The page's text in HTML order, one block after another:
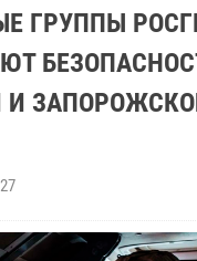
ГРУППЫ
И